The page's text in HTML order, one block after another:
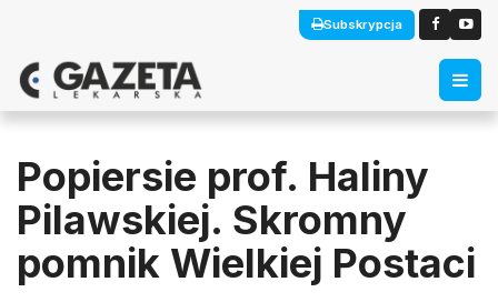
Subskrypcja
Popiersie prof. Haliny
Pilawskiej. Skromny
pomnik Wielkiej Postaci